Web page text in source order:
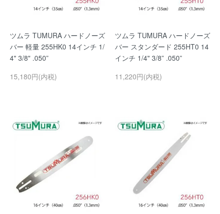
ツムラ TUMURA ハードノーズ
バー 軽量 255HK0 14インチ 1/
4" 3/8" .050”
15,180円(内税)
ツムラ TUMURA ハードノーズ
バー スタンダード 255HT0 14
インチ 1/4" 3/8” .050”
11,220円(内税)